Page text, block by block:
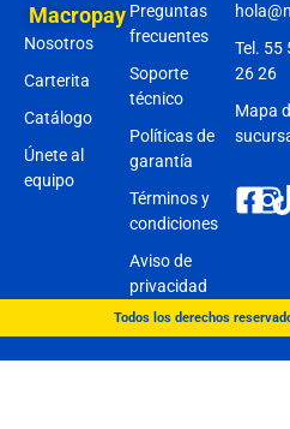
Macropay
Nosotros
Carterita
Catálogo
Únete al
equipo
Preguntas
frecuentes
Soporte
técnico
Políticas de
garantía
Términos y
condiciones
Aviso de
privacidad
Tel. 55
26 26
Mapa
Todos los derechos